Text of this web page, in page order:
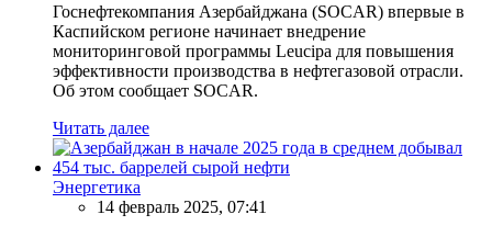
Госнефтекомпания Азербайджана (SOCAR) впервые в
Каспийском регионе начинает внедрение
мониторинговой программы Leucipa для повышения
эффективности производства в нефтегазовой отрасли.
Об этом сообщает SOCAR.
Читать далее
Энергетика
14 февраль 2025, 07:41